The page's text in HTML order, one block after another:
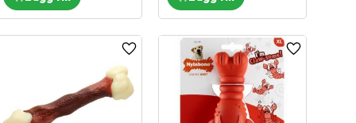
i favoriter Lägg till i favoriter Lägg till i